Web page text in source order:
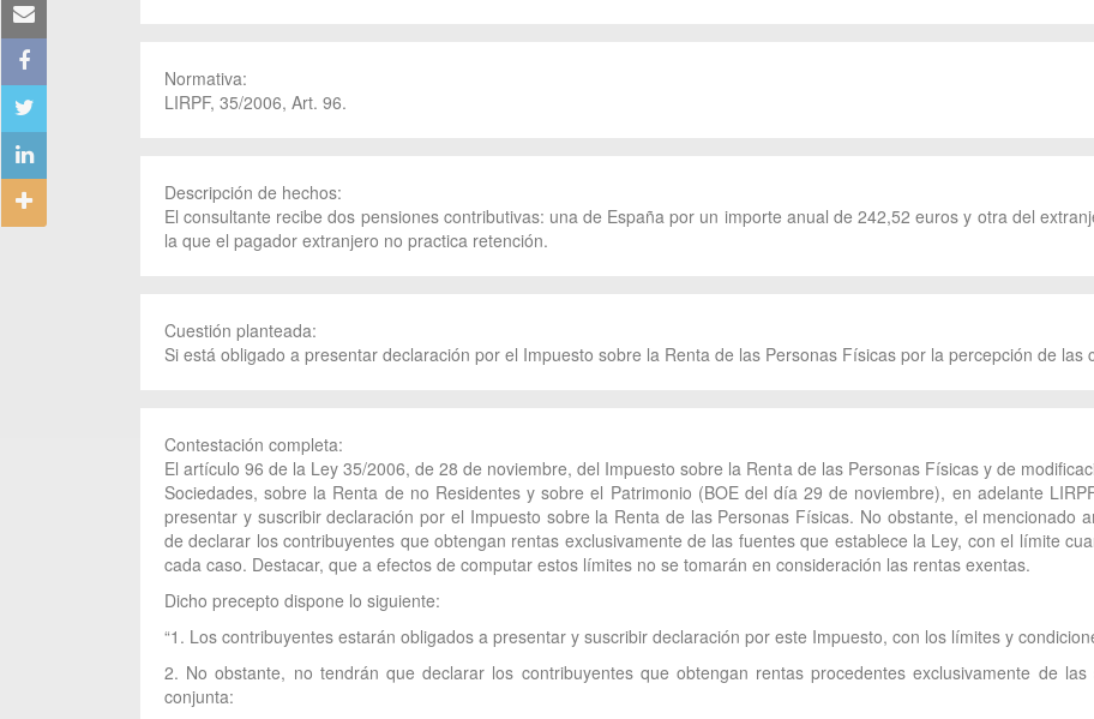
Normativa:
LIRPF, 35/2006, Art. 96.
Descripción de hechos:
El consultante recibe dos pensiones contributivas: una de España por un importe anual de 242,52 euros y otra del
la que el pagador extranjero no practica retención.
Cuestión planteada:
Si está obligado a presentar declaración por el Impuesto sobre la Renta de las Personas Físicas por la percepción de las
Contestación completa:
El artículo 96 de la Ley 35/2006, de 28 de noviembre, del Impuesto sobre la Renta de las Personas Físicas y de
Sociedades, sobre la Renta de no Residentes y sobre el Patrimonio (BOE del día 29 de noviembre), en adelante
presentar y suscribir declaración por el Impuesto sobre la Renta de las Personas Físicas. No obstante, el mencionado
de declarar los contribuyentes que obtengan rentas exclusivamente de las fuentes que establece la Ley, con el límite
cada caso. Destacar, que a efectos de computar estos límites no se tomarán en consideración las rentas exentas.
Dicho precepto dispone lo siguiente:
“1. Los contribuyentes estarán obligados a presentar y suscribir declaración por este Impuesto, con los límites y
2. No obstante, no tendrán que declarar los contribuyentes que obtengan rentas procedentes exclusivamente de
conjunta: